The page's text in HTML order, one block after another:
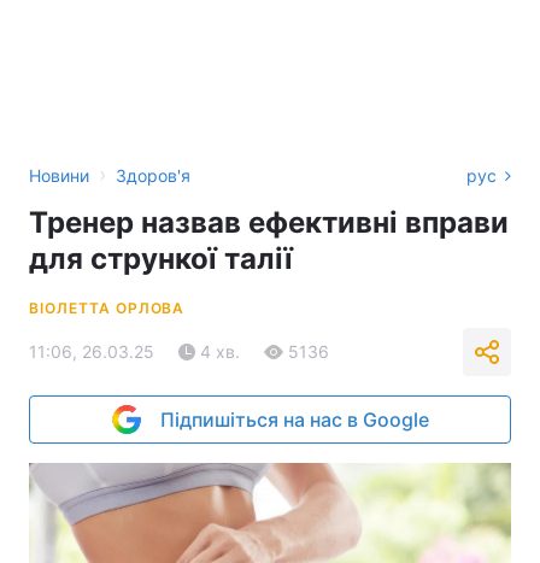
Новини › Здоров'я рус
Тренер назвав ефективні вправи
для стрункої талії
ВІОЛЕТТА ОРЛОВА
11:06, 26.03.25 4 хв. 5136
Підпишіться на нас в Google